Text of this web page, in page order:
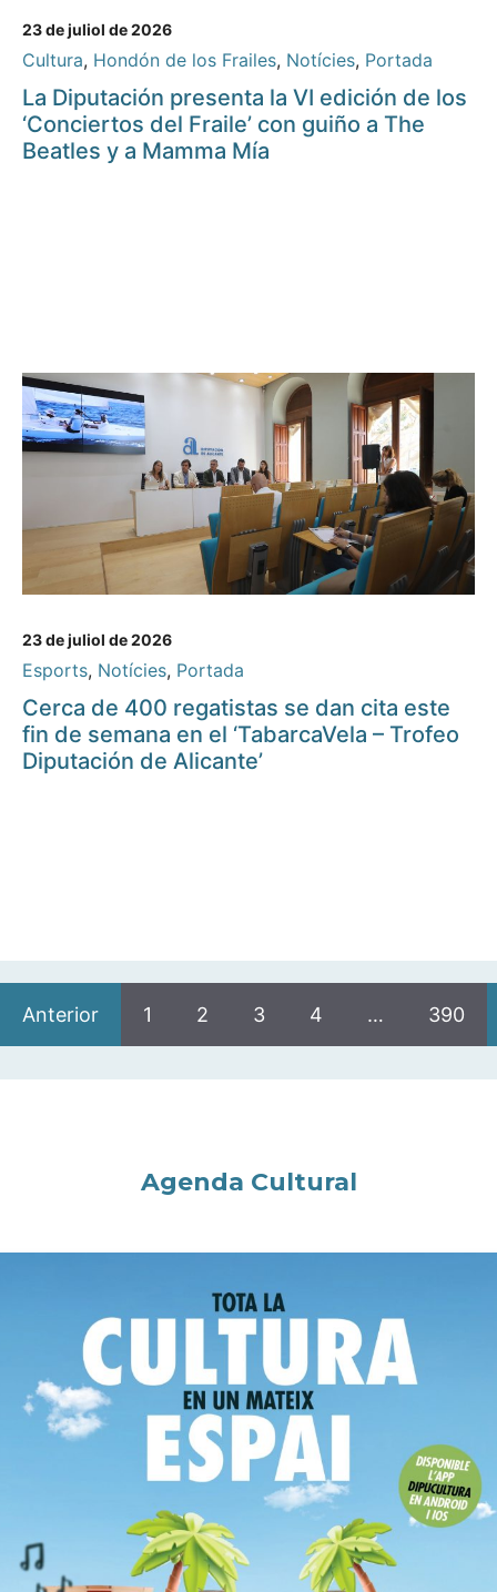
23 de juliol de 2026
Cultura, Hondón de los Frailes, Notícies, Portada
La Diputación presenta la VI edición de los
‘Conciertos del Fraile’ con guiño a The
Beatles y a Mamma Mía
23 de juliol de 2026
Esports, Notícies, Portada
Cerca de 400 regatistas se dan cita este
fin de semana en el ‘TabarcaVela – Trofeo
Diputación de Alicante’
Anterior 1 2 3 4 … 390
Agenda Cultural